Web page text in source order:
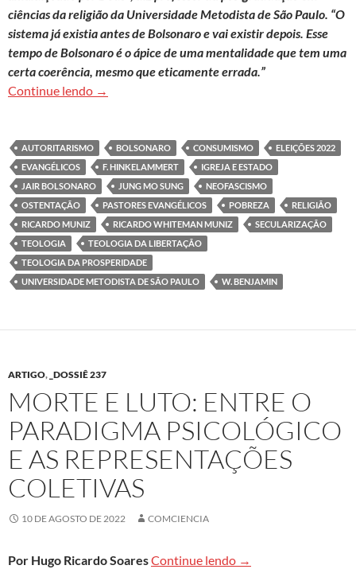
ciências da religião da Universidade Metodista de São Paulo. “O
sistema já existia antes de Bolsonaro e vai existir depois. Esse
tempo de Bolsonaro é o ápice de uma mentalidade que tem uma
certa coerência, mesmo que eticamente errada.”
Continue lendo Jung Mo Sung: ‘Lógica que gerou avanço
→
AUTORITARISMO BOLSONARO CONSUMISMO
ELEIÇÕES 2022
EVANGÉLICOS
F. HINKELAMMERT
IGREJA E ESTADO
JAIR BOLSONARO
JUNG MO SUNG
NEOFASCISMO
OSTENTAÇÃO
PASTORES EVANGÉLICOS POBREZA
RELIGIÃO
RICARDO MUNIZ
RICARDO WHITEMAN MUNIZ
SECULARIZAÇÃO
TEOLOGIA
TEOLOGIA DA LIBERTAÇÃO
TEOLOGIA DA PROSPERIDADE
UNIVERSIDADE METODISTA DE SÃO PAULO
W. BENJAMIN
ARTIGO, _DOSSIÊ 237
MORTE E LUTO: ENTRE O
PARADIGMA PSICOLÓGICO
E AS REPRESENTAÇÕES
COLETIVAS
10 DE AGOSTO DE 2022 COMCIENCIA
Por Hugo Ricardo SoaresContinue lendo Morte e luto: entre o
→